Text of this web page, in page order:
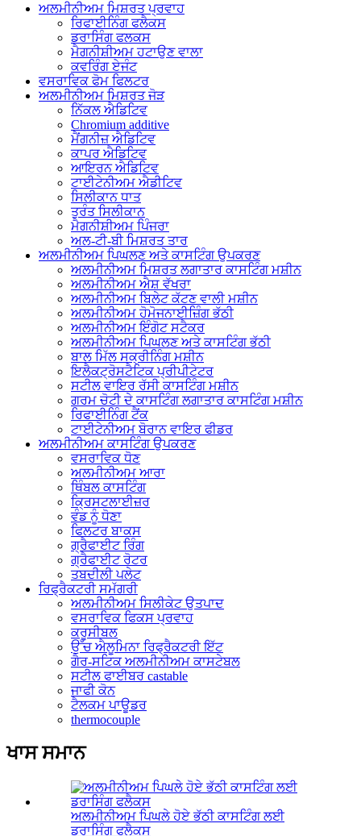
ਅਲਮੀਨੀਅਮ ਮਿਸ਼ਰਤ ਪ੍ਰਵਾਹ
ਰਿਫਾਈਨਿੰਗ ਫਲੈਕਸ
ਡਰਾਸਿੰਗ ਫਲਕਸ
ਮੈਗਨੀਸ਼ੀਅਮ ਹਟਾਉਣ ਵਾਲਾ
ਕਵਰਿੰਗ ਏਜੰਟ
ਵਸਰਾਵਿਕ ਫੋਮ ਫਿਲਟਰ
ਅਲਮੀਨੀਅਮ ਮਿਸ਼ਰਤ ਜੋੜ
ਨਿੱਕਲ ਐਡਿਟਿਵ
Chromium additive
ਮੈਂਗਨੀਜ਼ ਐਡਿਟਿਵ
ਕਾਪਰ ਐਡਿਟਿਵ
ਆਇਰਨ ਐਡਿਟਿਵ
ਟਾਈਟੇਨੀਅਮ ਐਡੀਟਿਵ
ਸਿਲੀਕਾਨ ਧਾਤ
ਤੁਰੰਤ ਸਿਲੀਕਾਨ
ਮੈਗਨੀਸ਼ੀਅਮ ਪਿੰਜਰਾ
ਅਲ-ਟੀ-ਬੀ ਮਿਸ਼ਰਤ ਤਾਰ
ਅਲਮੀਨੀਅਮ ਪਿਘਲਣ ਅਤੇ ਕਾਸਟਿੰਗ ਉਪਕਰਣ
ਅਲਮੀਨੀਅਮ ਮਿਸ਼ਰਤ ਲਗਾਤਾਰ ਕਾਸਟਿੰਗ ਮਸ਼ੀਨ
ਅਲਮੀਨੀਅਮ ਐਸ਼ ਵੱਖਰਾ
ਅਲਮੀਨੀਅਮ ਬਿਲੇਟ ਕੱਟਣ ਵਾਲੀ ਮਸ਼ੀਨ
ਅਲਮੀਨੀਅਮ ਹੋਮੋਜਨਾਈਜ਼ਿੰਗ ਭੱਠੀ
ਅਲਮੀਨੀਅਮ ਇੰਗੋਟ ਸਟੈਕਰ
ਅਲਮੀਨੀਅਮ ਪਿਘਲਣ ਅਤੇ ਕਾਸਟਿੰਗ ਭੱਠੀ
ਬਾਲ ਮਿੱਲ ਸਕ੍ਰੀਨਿੰਗ ਮਸ਼ੀਨ
ਇਲੈਕਟ੍ਰੋਸਟੈਟਿਕ ਪ੍ਰੀਪੀਟੇਟਰ
ਸਟੀਲ ਵਾਇਰ ਰੱਸੀ ਕਾਸਟਿੰਗ ਮਸ਼ੀਨ
ਗਰਮ ਚੋਟੀ ਦੇ ਕਾਸਟਿੰਗ ਲਗਾਤਾਰ ਕਾਸਟਿੰਗ ਮਸ਼ੀਨ
ਰਿਫਾਈਨਿੰਗ ਟੈਂਕ
ਟਾਈਟੇਨੀਅਮ ਬੋਰਾਨ ਵਾਇਰ ਫੀਡਰ
ਅਲਮੀਨੀਅਮ ਕਾਸਟਿੰਗ ਉਪਕਰਣ
ਵਸਰਾਵਿਕ ਧੋਣ
ਅਲਮੀਨੀਅਮ ਆਰਾ
ਥਿੰਬਲ ਕਾਸਟਿੰਗ
ਕ੍ਰਿਸਟਲਾਈਜ਼ਰ
ਵੰਡ ਨੂੰ ਧੋਣਾ
ਫਿਲਟਰ ਬਾਕਸ
ਗ੍ਰੈਫਾਈਟ ਰਿੰਗ
ਗ੍ਰੈਫਾਈਟ ਰੋਟਰ
ਤਬਦੀਲੀ ਪਲੇਟ
ਰਿਫ੍ਰੈਕਟਰੀ ਸਮੱਗਰੀ
ਅਲਮੀਨੀਅਮ ਸਿਲੀਕੇਟ ਉਤਪਾਦ
ਵਸਰਾਵਿਕ ਫਿਕਸ ਪ੍ਰਵਾਹ
ਕਰੂਸੀਬਲ
ਉੱਚ ਐਲੂਮਿਨਾ ਰਿਫ੍ਰੈਕਟਰੀ ਇੱਟ
ਗੈਰ-ਸਟਿਕ ਅਲਮੀਨੀਅਮ ਕਾਸਟੇਬਲ
ਸਟੀਲ ਫਾਈਬਰ castable
ਜਾਫੀ ਕੋਨ
ਟੈਲਕਮ ਪਾਊਡਰ
thermocouple
ਖਾਸ ਸਮਾਨ
ਅਲਮੀਨੀਅਮ ਪਿਘਲੇ ਹੋਏ ਭੱਠੀ ਕਾਸਟਿੰਗ ਲਈ
ਡਰਾਸਿੰਗ ਫਲੈਕਸ